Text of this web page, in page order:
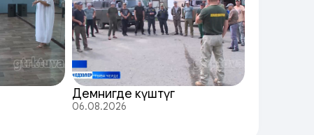
Демнигде күштүг
06.08.2026